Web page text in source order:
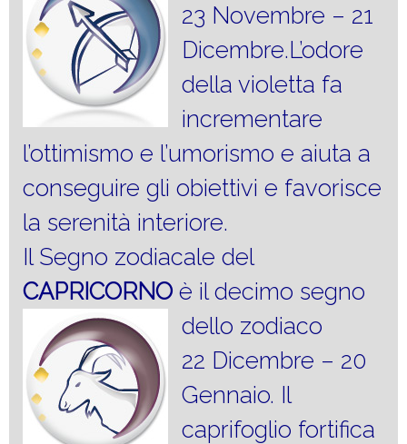
23 Novembre – 21
Dicembre.L’odore
della violetta fa
incrementare
l’ottimismo e l’umorismo e aiuta a
conseguire gli obiettivi e favorisce
la serenità interiore.
Il Segno zodiacale del
CAPRICORNO è il decimo segno
dello zodiaco
22 Dicembre – 20
Gennaio. Il
caprifoglio fortifica